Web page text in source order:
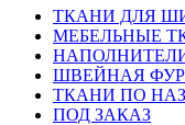
ТКАНИ ДЛЯ
МЕБЕЛЬНЫЕ
ШВЕЙНАЯ
ТКАНИ ПО
ПОД ЗАКАЗ